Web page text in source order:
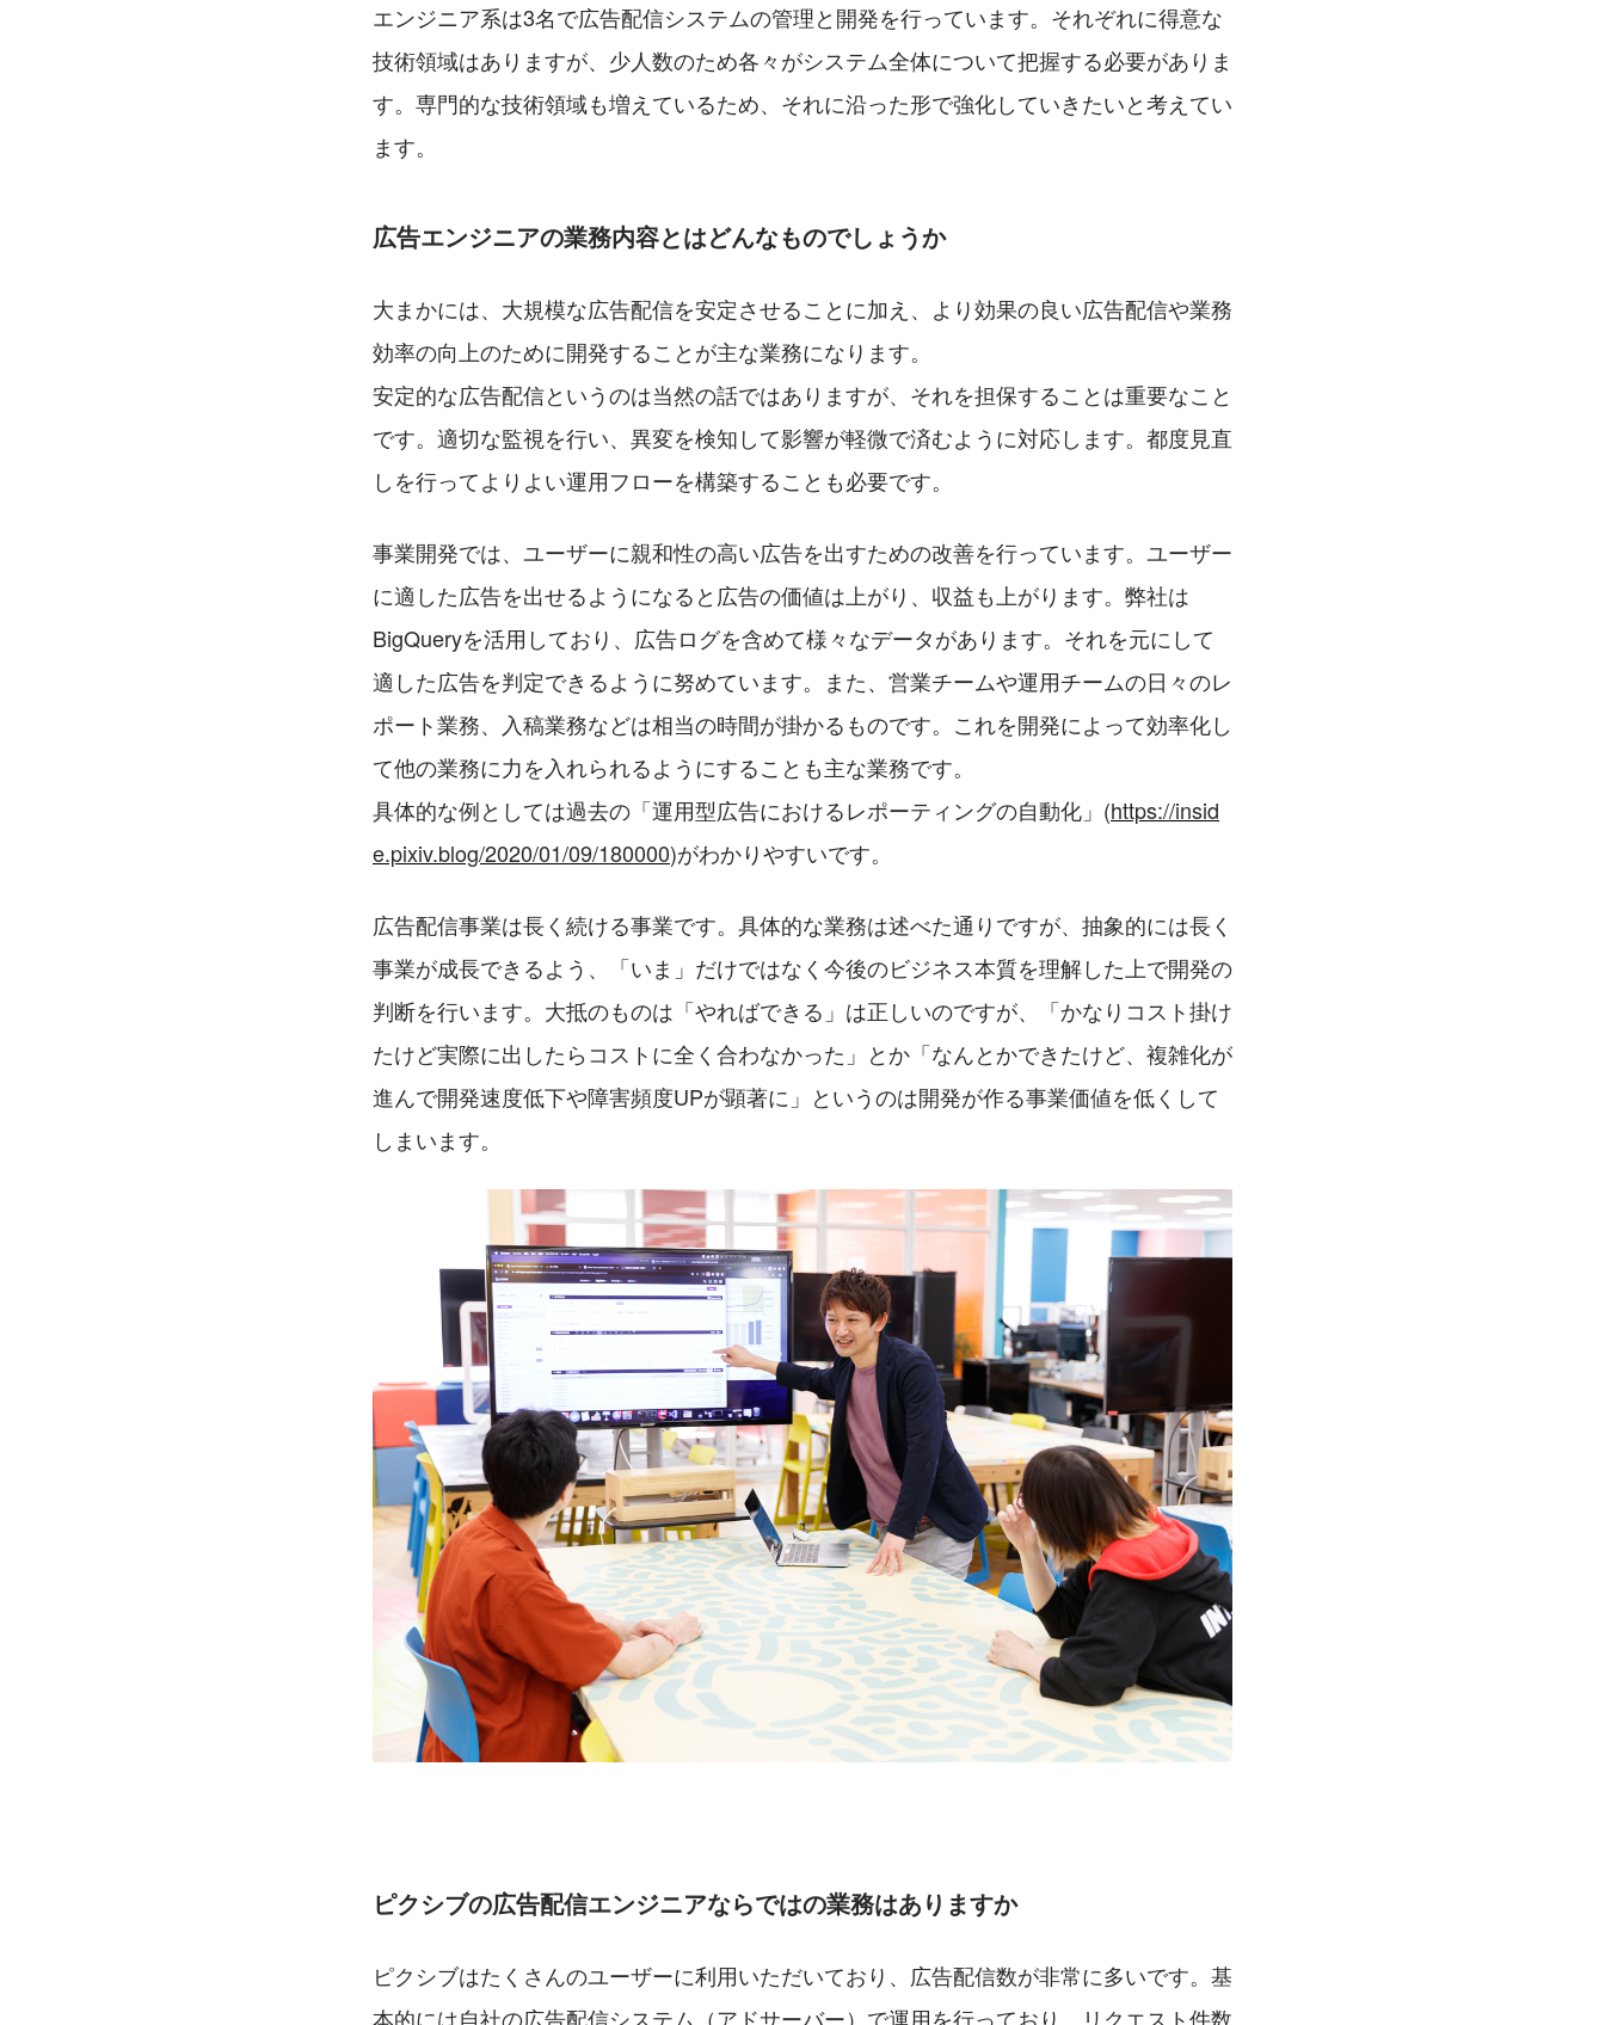
エンジニア系は3名で広告配信システムの管理と開発を行っています。それぞれに得意な
技術領域はありますが、少人数のため各々がシステム全体について把握する必要がありま
す。専門的な技術領域も増えているため、それに沿った形で強化していきたいと考えてい
ます。
広告エンジニアの業務内容とはどんなものでしょうか
大まかには、大規模な広告配信を安定させることに加え、より効果の良い広告配信や業務
効率の向上のために開発することが主な業務になります。
安定的な広告配信というのは当然の話ではありますが、それを担保することは重要なこと
です。適切な監視を行い、異変を検知して影響が軽微で済むように対応します。都度見直
しを行ってよりよい運用フローを構築することも必要です。
事業開発では、ユーザーに親和性の高い広告を出すための改善を行っています。ユーザー
に適した広告を出せるようになると広告の価値は上がり、収益も上がります。弊社は
BigQueryを活用しており、広告ログを含めて様々なデータがあります。それを元にして
適した広告を判定できるように努めています。また、営業チームや運用チームの日々のレ
ポート業務、入稿業務などは相当の時間が掛かるものです。これを開発によって効率化し
て他の業務に力を入れられるようにすることも主な業務です。
具体的な例としては過去の「運用型広告におけるレポーティングの自動化」(https://insid
e.pixiv.blog/2020/01/09/180000)がわかりやすいです。
広告配信事業は長く続ける事業です。具体的な業務は述べた通りですが、抽象的には長く
事業が成長できるよう、「いま」だけではなく今後のビジネス本質を理解した上で開発の
判断を行います。大抵のものは「やればできる」は正しいのですが、「かなりコスト掛け
たけど実際に出したらコストに全く合わなかった」とか「なんとかできたけど、複雑化が
進んで開発速度低下や障害頻度UPが顕著に」というのは開発が作る事業価値を低くして
しまいます。
ピクシブの広告配信エンジニアならではの業務はありますか
ピクシブはたくさんのユーザーに利用いただいており、広告配信数が非常に多いです。基
本的には自社の広告配信システム（アドサーバー）で運用を行っており、リクエスト件数